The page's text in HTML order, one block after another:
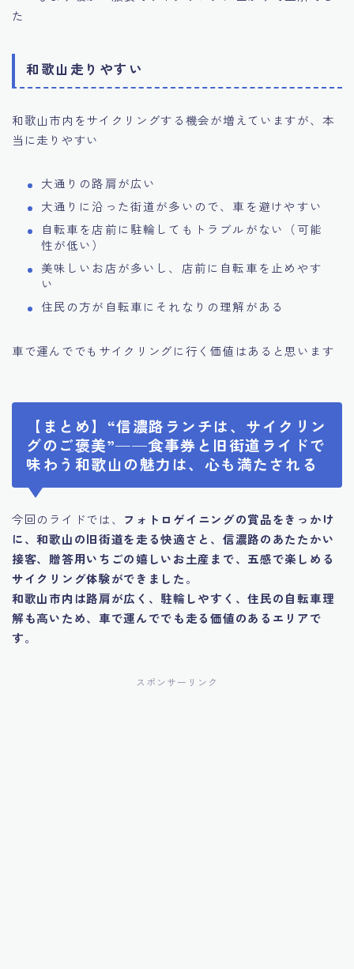
た
和歌山走りやすい
和歌山市内をサイクリングする機会が増えていますが、本
当に走りやすい
大通りの路肩が広い
大通りに沿った街道が多いので、車を避けやすい
自転車を店前に駐輪してもトラブルがない（可能
性が低い）
美味しいお店が多いし、店前に自転車を止めやす
い
住民の方が自転車にそれなりの理解がある
車で運んででもサイクリングに行く価値はあると思います
【まとめ】“信濃路ランチは、サイクリン
グのご褒美”——食事券と旧街道ライドで
味わう和歌山の魅力は、心も満たされる
今回のライドでは、 フォトロゲイニングの賞品をきっかけ
に、和歌山の旧街道を走る快適さと、信濃路のあたたかい
接客、贈答用いちごの嬉しいお土産まで、五感で楽しめる
サイクリング体験ができました。
和歌山市内は路肩が広く、駐輪しやすく、住民の自転車理
解も高いため、車で運んででも走る価値のあるエリアで
す。
スポンサーリンク